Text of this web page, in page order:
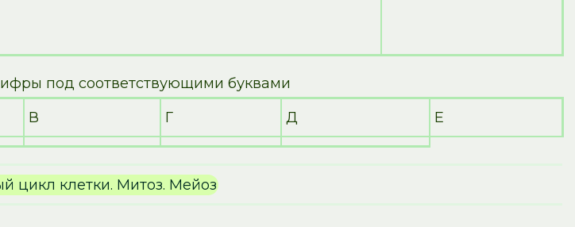
под соответствующими буквами
В Г Д Е
цикл клетки. Митоз. Мейоз